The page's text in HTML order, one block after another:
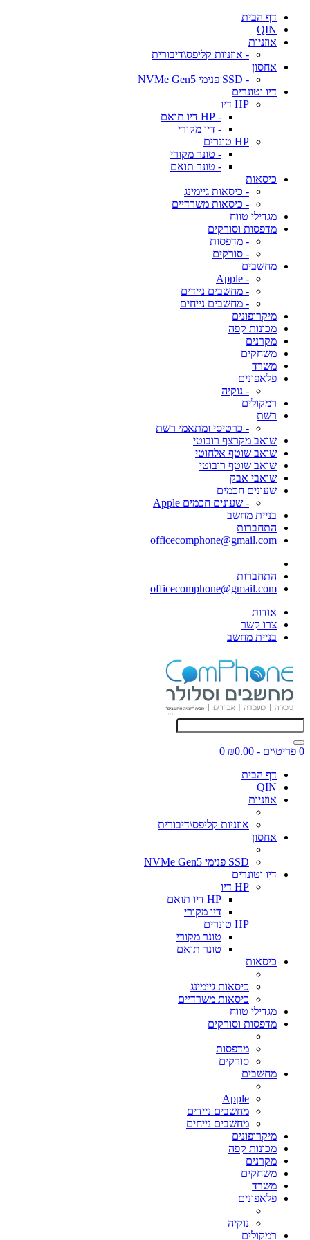
דף הבית
QIN
אוזניות
- אוזניות קליפס\דיבורית
אחסון
- SSD פנימי NVMe Gen5
דיו וטונרים
HP דיו
- HP דיו תואם
- דיו מקורי
HP טונרים
- טונר מקורי
- טונר תואם
כיסאות
- כיסאות גיימינג
- כיסאות משרדיים
מגדילי טווח
מדפסות וסורקים
- מדפסות
- סורקים
מחשבים
- Apple
- מחשבים ניידים
- מחשבים נייחים
מיקרופונים
מכונות קפה
מקרנים
משחקים
משרד
פלאפונים
- נוקיה
רמקולים
רשת
- כרטיסי ומתאמי רשת
שואב מקרצף רובוטי
שואב שוטף אלחוטי
שואב שוטף רובוטי
שואבי אבק
שעונים חכמים
- שעונים חכמים Apple
בניית מחשב
התחברות
officecomphone@gmail.com
התחברות
officecomphone@gmail.com
אודות
צרו קשר
בניית מחשב
0 פריט\ים - ₪0.00
0
דף הבית
QIN
אוזניות
אוזניות קליפס\דיבורית
אחסון
SSD פנימי NVMe Gen5
דיו וטונרים
HP דיו
HP דיו תואם
דיו מקורי
HP טונרים
טונר מקורי
טונר תואם
כיסאות
כיסאות גיימינג
כיסאות משרדיים
מגדילי טווח
מדפסות וסורקים
מדפסות
סורקים
מחשבים
Apple
מחשבים ניידים
מחשבים נייחים
מיקרופונים
מכונות קפה
מקרנים
משחקים
משרד
פלאפונים
נוקיה
רמקולים